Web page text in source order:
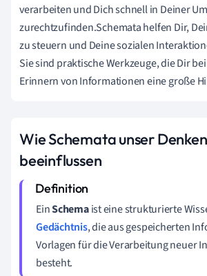
verarbeiten und Dich schnell in Deiner
zurechtzufinden.Schemata helfen Dir,
zu steuern und Deine sozialen
Sie sind praktische Werkzeuge, die Dir
Erinnern von Informationen eine große
Wie Schemata unser Denken
beeinflussen
EinSchemaist eine strukturierte
Gedächtnis, die aus gespeicherten
Vorlagen für die Verarbeitung neuer
besteht.